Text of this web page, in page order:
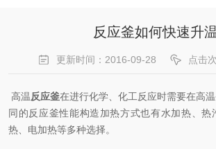
反应釜如何快速升温
更新时间：2016-09-28 点击
高温反应釜在进行化学、化工反应时需要在高
同的反应釜性能构造加热方式也有水加热、热
热、电加热等多种选择。